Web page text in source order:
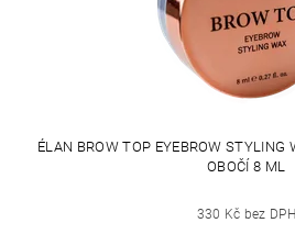
ÉLAN BROW TOP EYEBROW STYLING
OBOČÍ 8 ML
330 Kč bez DPH